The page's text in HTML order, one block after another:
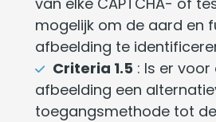
mogelijk om de aard en
afbeelding te
Criteria 1.5 : Is er voor
afbeelding een
toegangsmethode tot